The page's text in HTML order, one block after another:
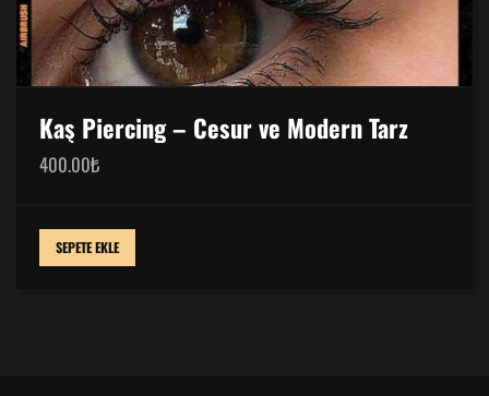
Kaş Piercing – Cesur ve Modern Tarz
400.00₺
SEPETE EKLE